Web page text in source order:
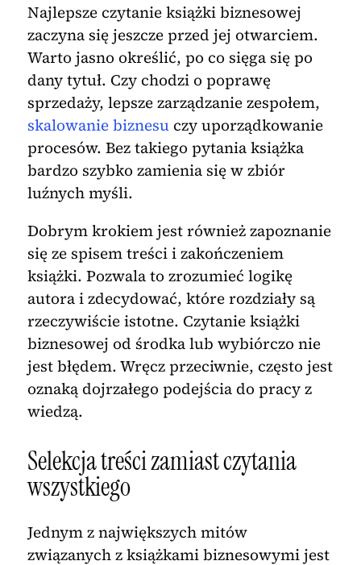
Najlepsze czytanie książki biznesowej
zaczyna się jeszcze przed jej otwarciem.
Warto jasno określić, po co sięga się po
dany tytuł. Czy chodzi o poprawę
sprzedaży, lepsze zarządzanie zespołem,
skalowanie biznesuczy uporządkowanie
procesów. Bez takiego pytania książka
bardzo szybko zamienia się w zbiór
luźnych myśli.
Dobrym krokiem jest również zapoznanie
się ze spisem treści i zakończeniem
książki. Pozwala to zrozumieć logikę
autora i zdecydować, które rozdziały są
rzeczywiście istotne. Czytanie książki
biznesowej od środka lub wybiórczo nie
jest błędem. Wręcz przeciwnie, często jest
oznaką dojrzałego podejścia do pracy z
wiedzą.
Selekcja treści zamiast czytania
wszystkiego
Jednym z największych mitów
związanych z książkami biznesowymi jest